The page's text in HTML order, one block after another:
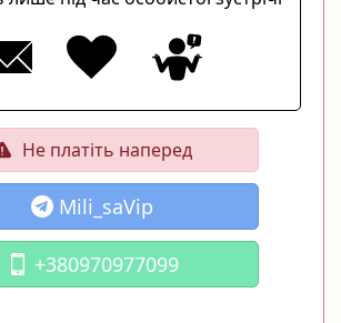
Не платіть наперед
Mili_saVip
+380970977099